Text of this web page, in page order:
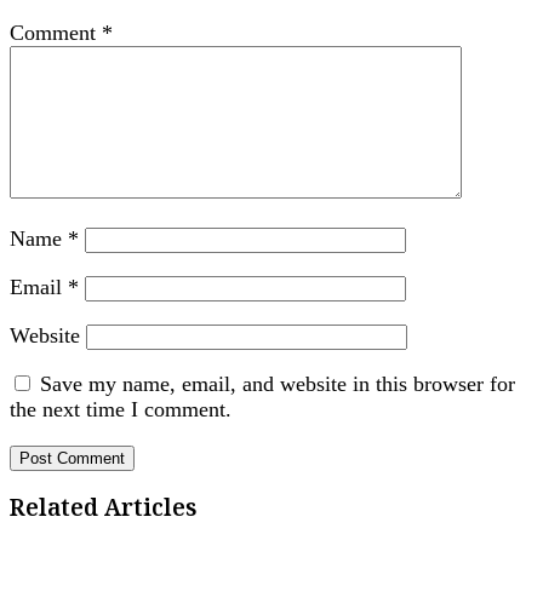
Comment *
Name *
Email *
Website
Save my name, email, and website in this browser for
the next time I comment.
Related Articles